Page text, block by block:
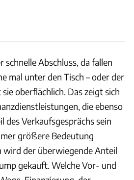
schnelle Abschluss, da fallen
mal unter den Tisch – oder der
oberflächlich. Das zeigt sich
die ebenso
Verkaufsgesprächs sein
größere Bedeutung
wird der überwiegende Anteil
gekauft. Welche Vor- und